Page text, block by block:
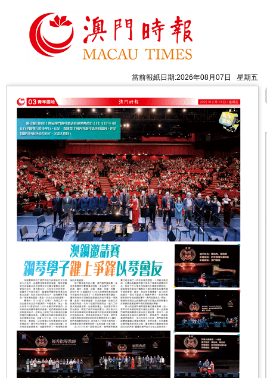
當前報紙日期:2026年08月07日 星期五